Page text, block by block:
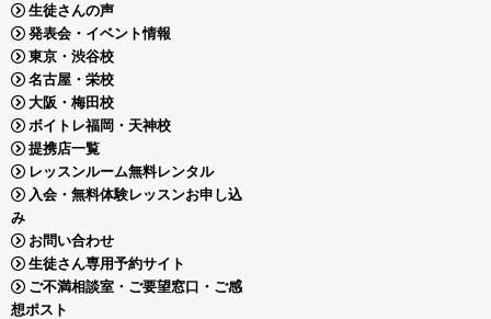
生徒さんの声
発表会・イベント情報
東京・渋谷校
名古屋・栄校
大阪・梅田校
ボイトレ福岡・天神校
提携店一覧
レッスンルーム無料レンタル
入会・無料体験レッスンお申し込
み
お問い合わせ
生徒さん専用予約サイト
ご不満相談室・ご要望窓口・ご感
想ポスト